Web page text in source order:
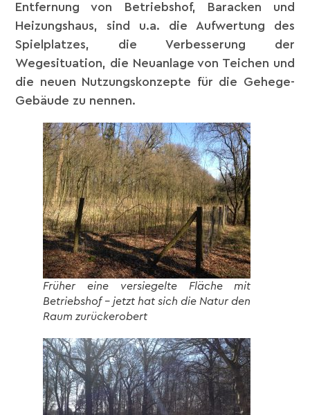
Entfernung von Betriebshof, Baracken und
Heizungshaus, sind u.a. die Aufwertung des
Spielplatzes, die Verbesserung der
Wegesituation, die Neuanlage von Teichen und
die neuen Nutzungskonzepte für die Gehege-
Gebäude zu nennen.
Früher eine versiegelte Fläche mit
Betriebshof – jetzt hat sich die Natur den
Raum zurückerobert